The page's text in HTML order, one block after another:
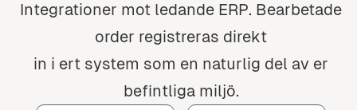
Integrationer mot ledande ERP. Bearbetade
order registreras direkt
in i ert system som en naturlig del av er
befintliga miljö.